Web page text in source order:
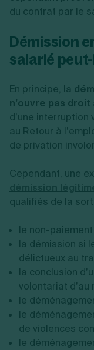
du contrat par le
Démission
salarié
En principe, la
n’ouvre pas
d’une interruption
au Retour à
de privation
Cependant, une
qualifiés de la
le non-
la démission si
délictueux au
la conclusion
volontariat d’au
le
le
de violences
le